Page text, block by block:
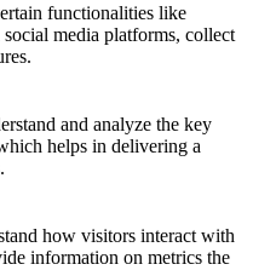
functionalities like
media platforms, collect
and analyze the key
helps in delivering a
how visitors interact with
information on metrics the